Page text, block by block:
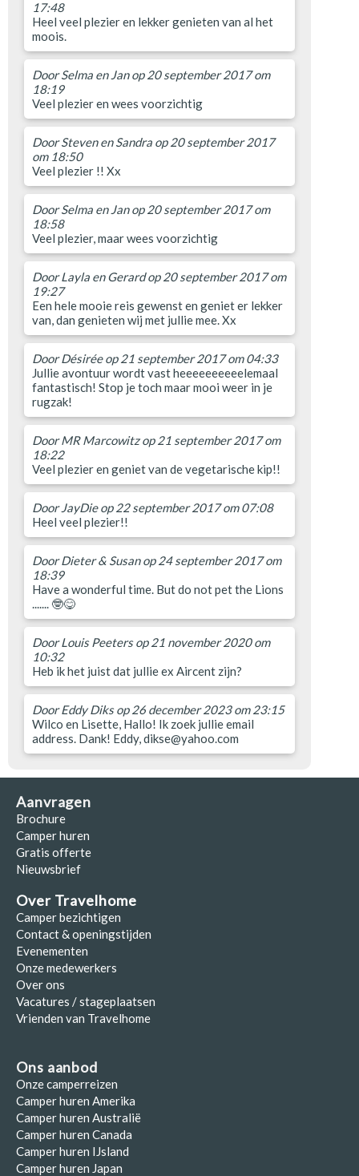
17:48
Heel veel plezier en lekker genieten van al het
moois.
DoorSelma en Jan op 20 september 2017 om
18:19
Veel plezier en wees voorzichtig
DoorSteven en Sandra op 20 september 2017
om 18:50
Veel plezier !! Xx
DoorSelma en Jan op 20 september 2017 om
18:58
Veel plezier, maar wees voorzichtig
DoorLayla en Gerard op 20 september 2017 om
19:27
Een hele mooie reis gewenst en geniet er lekker
van, dan genieten wij met jullie mee. Xx
DoorDésirée op 21 september 2017 om 04:33
Jullie avontuur wordt vast heeeeeeeeeelemaal
fantastisch! Stop je toch maar mooi weer in je
rugzak!
DoorMR Marcowitz op 21 september 2017 om
18:22
Veel plezier en geniet van de vegetarische kip!!
DoorJayDie op 22 september 2017 om 07:08
Heel veel plezier!!
DoorDieter & Susan op 24 september 2017 om
18:39
Have a wonderful time. But do not pet the Lions
....... 🤓😋
DoorLouis Peeters op 21 november 2020 om
10:32
Heb ik het juist dat jullie ex Aircent zijn?
DoorEddy Diks op 26 december 2023 om 23:15
Wilco en Lisette, Hallo! Ik zoek jullie email
address. Dank! Eddy, dikse@yahoo.com
Aanvragen
Brochure
Camper huren
Gratis offerte
Nieuwsbrief
Over Travelhome
Camper bezichtigen
Contact & openingstijden
Evenementen
Onze medewerkers
Over ons
Vacatures / stageplaatsen
Vrienden van Travelhome
Ons aanbod
Onze camperreizen
Camper huren Amerika
Camper huren Australië
Camper huren Canada
Camper huren IJsland
Camper huren Japan